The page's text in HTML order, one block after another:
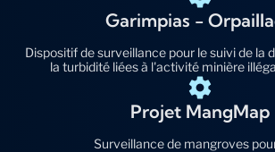
Garimpias -
Dispositif de surveillance pour le suivi de la
la turbidité liées à l'activité minière
Projet MangMap
Surveillance de mangroves